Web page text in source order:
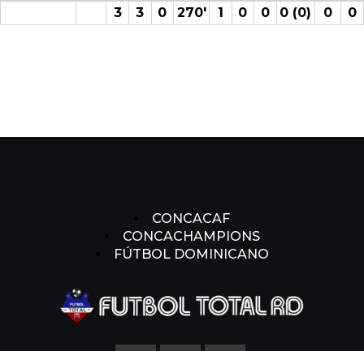
3
3 0 270′ 1 0 0 0 (0) 0 0
CONCACAF
CONCACHAMPIONS
FÚTBOL DOMINICANO